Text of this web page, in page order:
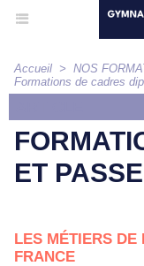
Accueil > NOS
Formations de cadres
ET
LES MÉTIERS DE
FRANCE